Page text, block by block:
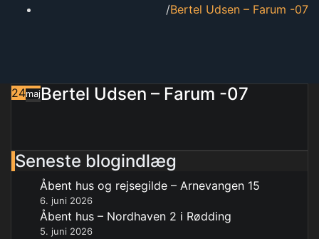
Bertel Udsen – Farum -07
24majBertel Udsen – Farum -07
Seneste blogindlæg
Åbent hus og rejsegilde – Arnevangen 15
6. juni 2026
Åbent hus – Nordhaven 2 i Rødding
5. juni 2026